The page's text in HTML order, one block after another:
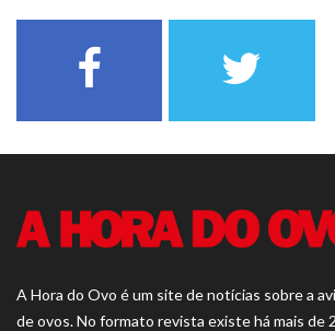
A Hora do Ovo é um site de notícias sobre a
de ovos. No formato revista existe há mais de